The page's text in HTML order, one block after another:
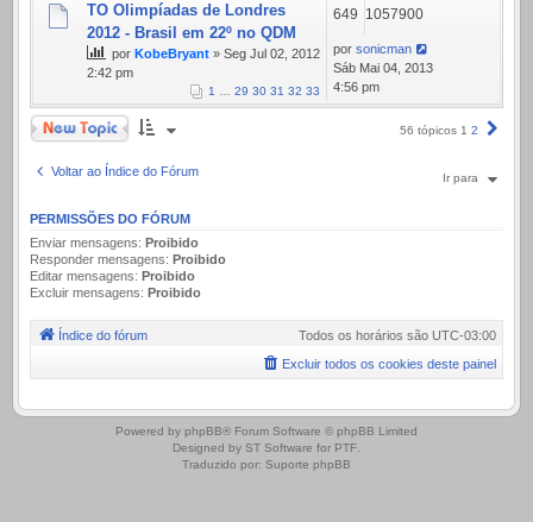
TO Olimpíadas de Londres
2012 - Brasil em 22º no QDM
por KobeBryant » Seg Jul 02, 2012
2:42 pm
1 … 29 30 31 32 33
649 1057900
por sonicman
Sáb Mai 04, 2013
4:56 pm
Novo Tópico
56 tópicos 1 2
Voltar ao Índice do Fórum Ir para
PERMISSÕES DO FÓRUM
Enviar mensagens: Proibido
Responder mensagens: Proibido
Editar mensagens: Proibido
Excluir mensagens: Proibido
Índice do fórum Todos os horários são UTC-03:00
Excluir todos os cookies deste painel
.
Powered by phpBB® Forum Software © phpBB Limited
Designed by ST Software for PTF.
Traduzido por: Suporte phpBB